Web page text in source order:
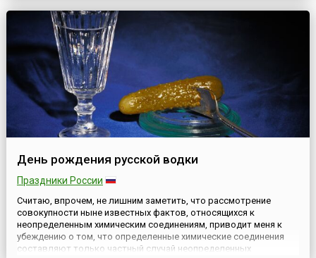
слово скрапбукинг пр...
День рождения русской водки
Праздники России
Считаю, впрочем, не лишним заметить, что рассмотрение
совокупности ныне известных фактов, относящихся к
неопределенным химическим соединениям, приводит меня к
убеждению о том, что определенные химические соединения
составляют только частный случай неопределенных